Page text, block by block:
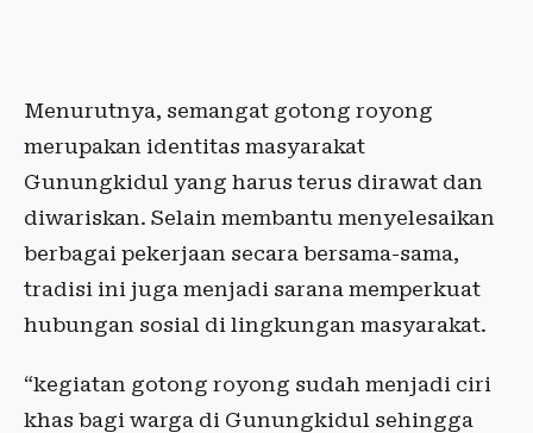
Menurutnya, semangat gotong royong
merupakan identitas masyarakat
Gunungkidul yang harus terus dirawat dan
diwariskan. Selain membantu menyelesaikan
berbagai pekerjaan secara bersama-sama,
tradisi ini juga menjadi sarana memperkuat
hubungan sosial di lingkungan masyarakat.
“kegiatan gotong royong sudah menjadi ciri
khas bagi warga di Gunungkidul sehingga